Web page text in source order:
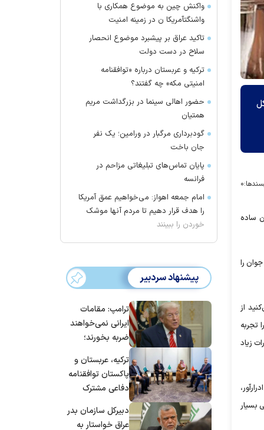
۰
ساده
را
از
تجربه
زیاد
بسیار
واکنش چین به موضوع همکاری با
واشنگتآمریکا ن در زمینه امنیت
تاکید عراق بر پیشبرد موضوع انحصار
سلاح در دست دولت
ترکیه و عربستان درباره «توافقنامه
امنیتی مکه» چه گفتند؟
حضور اهالی سینما در بزرگداشت مریم
همتیان
گودبرداری مرگبار در ورامین؛ یک نفر
جان باخت
پایان تماس‌های تبلیغاتی مزاحم در
فرانسه
امام جمعه اهواز: می‌خواهیم عمق آمریکا
را هدف قرار دهیم تا مردم آنها موشک
خوردن را ببینند
پیشنهاد سردبیر
ترامپ: مقامات
ایرانی نمی‌خواهند
ضربه بخورند؛
توافق برسند
ترکیه، عربستان و
پاکستان توافقنامه
دفاعی مشترک
دبیرکل سازمان بدر
عراق خواستار به